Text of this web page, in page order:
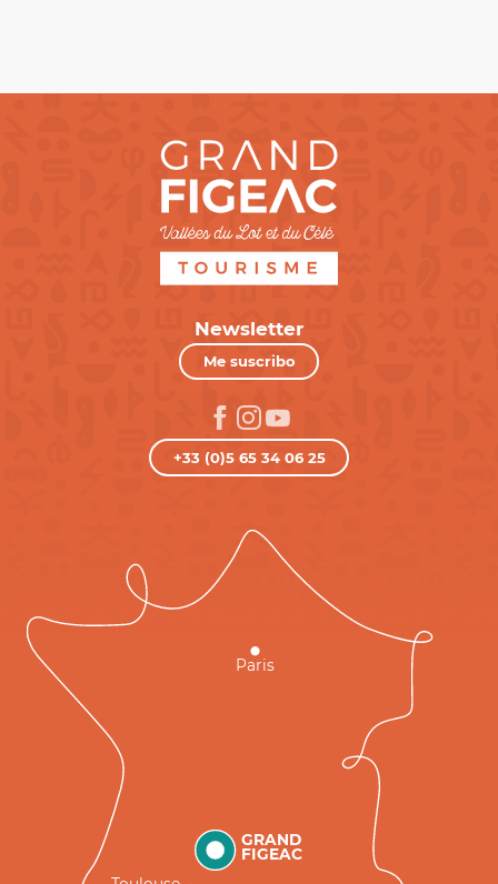
Newsletter
Me suscribo
+33 (0)5 65 34 06 25
GRAND
FIGEAC
Paris